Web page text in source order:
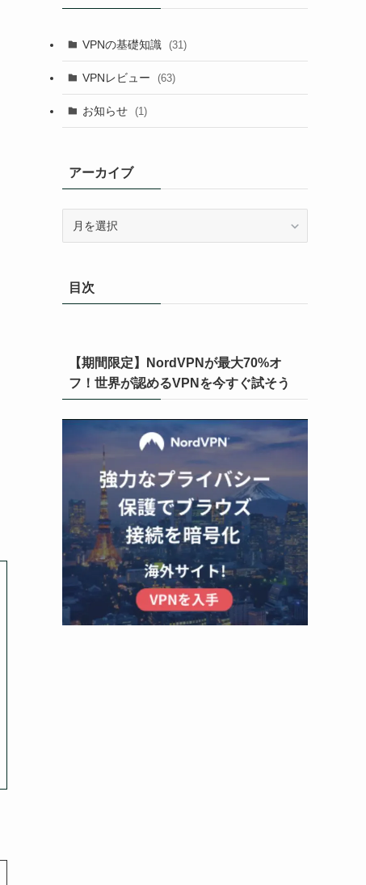
VPNの基礎知識 (31)
VPNレビュー (63)
お知らせ (1)
アーカイブ
ブ目次
【期間限定】NordVPNが最大70%オ
フ！世界が認めるVPNを今すぐ試そう